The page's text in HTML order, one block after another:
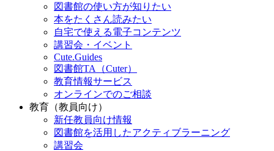
図書館の使い方が知りたい
本をたくさん読みたい
自宅で使える電子コンテンツ
講習会・イベント
Cute.Guides
図書館TA（Cuter）
教育情報サービス
オンラインでのご相談
教育（教員向け）
新任教員向け情報
図書館を活用したアクティブラーニング
講習会